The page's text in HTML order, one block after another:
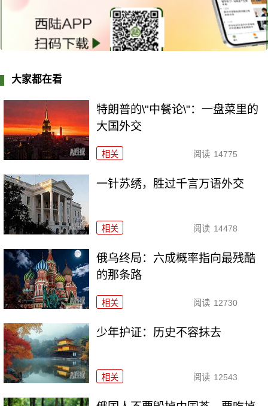
大家都在看
特朗普的\"中餐论\"：一盘菜里的
大国外交
相关 阅读 14775
一针苏绣，胜过千言万语外交
相关 阅读 14478
俄乌终局：六成概率指向最残酷
的那条路
相关 阅读 12730
少年护证：历史不容抹去
相关 阅读 12543